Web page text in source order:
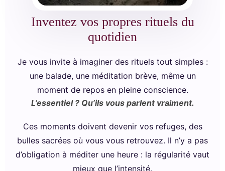
Inventez vos propres rituels du
quotidien
Je vous invite à imaginer des rituels tout simples :
une balade, une méditation brève, même un
moment de repos en pleine conscience.
L’essentiel ? Qu’ils vous parlent vraiment.
Ces moments doivent devenir vos refuges, des
bulles sacrées où vous vous retrouvez. Il n’y a pas
d’obligation à méditer une heure : la régularité vaut
mieux que l’intensité.